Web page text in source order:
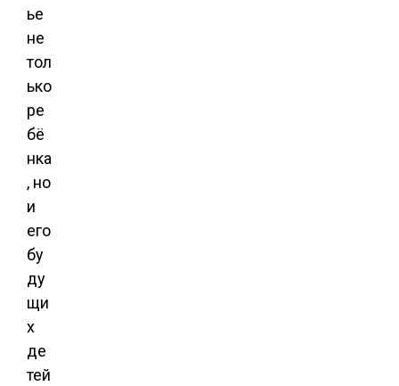
ье
не
тол
ько
ре
бё
нка
, но
и
его
бу
ду
щи
х
де
тей